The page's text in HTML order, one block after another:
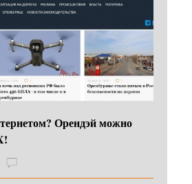
Орендэй можно